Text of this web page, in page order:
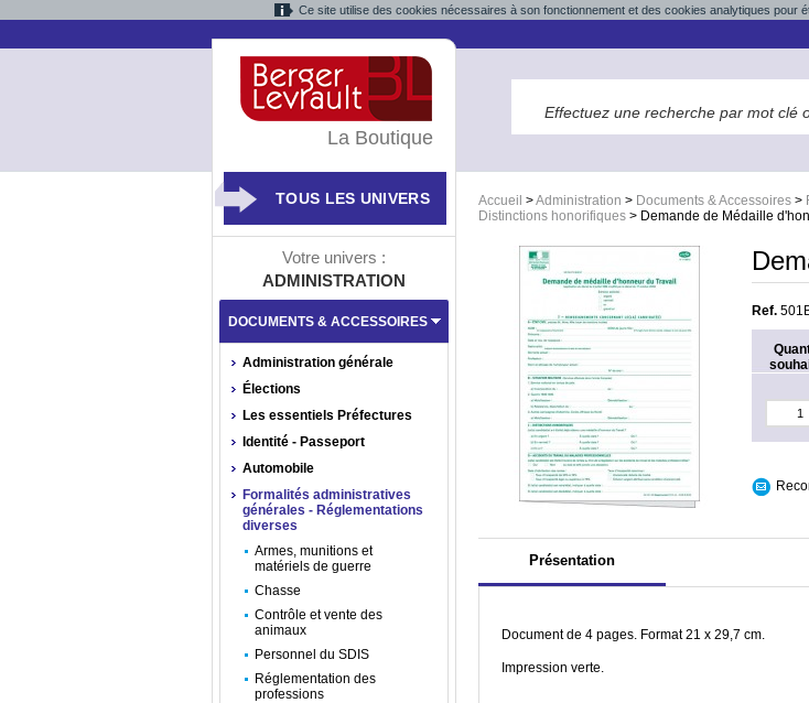
Ce site utilise des cookies nécessaires à son fonctionnement et des cookies analytiques pour
Accueil >Administration > Documents & Accessoires >
Distinctions honorifiques > Demande de Médaille
Ref.
Présentation
Document de 4 pages. Format 21 x 29,7 cm.
Impression verte.
La Boutique
TOUS LES UNIVERS
Votre univers :
ADMINISTRATION
DOCUMENTS & ACCESSOIRES
Administration générale
Élections
Les essentiels Préfectures
Identité - Passeport
Automobile
Formalités administratives
générales - Réglementations
diverses
Armes, munitions et
matériels de guerre
Chasse
Contrôle et vente des
animaux
Personnel du SDIS
Réglementation des
professions